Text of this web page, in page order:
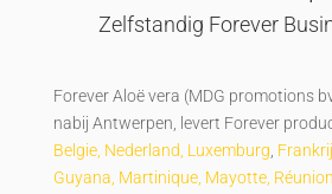
Zelfstandig Forever
Forever Aloë vera (MDG promotions
nabij Antwerpen, levert Forever
Belgie, Nederland, Luxemburg,
Guyana, Martinique, Mayotte,